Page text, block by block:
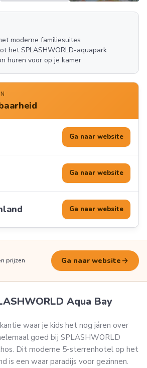
FOTO'S
moderne familiesuites
het SPLASHWORLD-aquapark
huren voor op je kamer
Ga naar website
Ga naar website
Ga naar website
prijzen Ga naar website arrow_forward
Aqua Bay
waar je kids het nog járen over
goed bij SPLASHWORLD
Dit moderne 5-sterrenhotel op het
is een waar paradijs voor gezinnen.